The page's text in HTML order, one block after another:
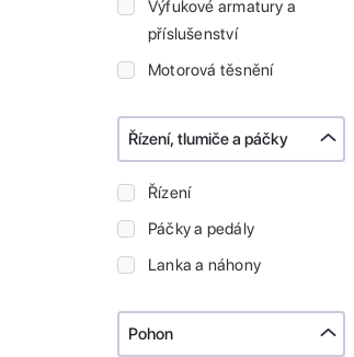
Výfukové armatury a
příslušenství
Motorová těsnění
Řízení, tlumiče a páčky
Řízení
Páčky a pedály
Lanka a náhony
Pohon